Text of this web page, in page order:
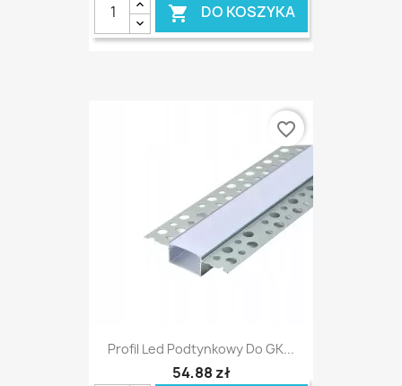
 DO KOSZYKA
Profil Led Podtynkowy Do GK...
54,88 zł
favorite_border